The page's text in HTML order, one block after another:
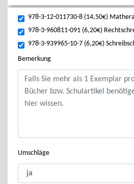
978-3-12-011730-8 (14,50€)
978-3-960811-091 (6,20€)
978-3-939965-10-7 (6,20€)
Bemerkung
Umschläge